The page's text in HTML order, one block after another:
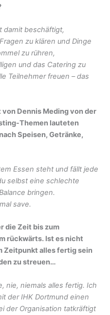
damit beschäftigt,
zu klären und Dinge
zu rühren,
und das Catering zu
Teilnehmer freuen – das
Dennis Meding von der
Themen lauteten
Speisen, Getränke,
Essen steht und fällt jede
selbst eine schlechte
bringen.
save.
die Zeit bis zum
rückwärts. Ist es nicht
Zeitpunkt alles fertig sein
zu streuen…
nie, niemals alles fertig. Ich
der IHK Dortmund einen
der Organisation tatkräftigt